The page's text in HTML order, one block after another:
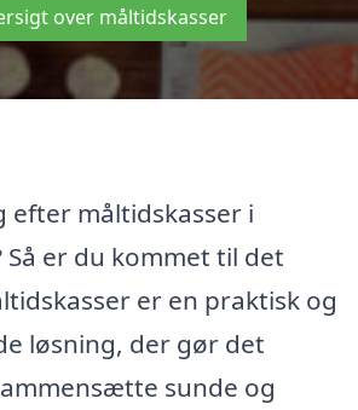
over måltidskasser
efter måltidskasser i
Så er du kommet til det
er en praktisk og
løsning, der gør det
sunde og